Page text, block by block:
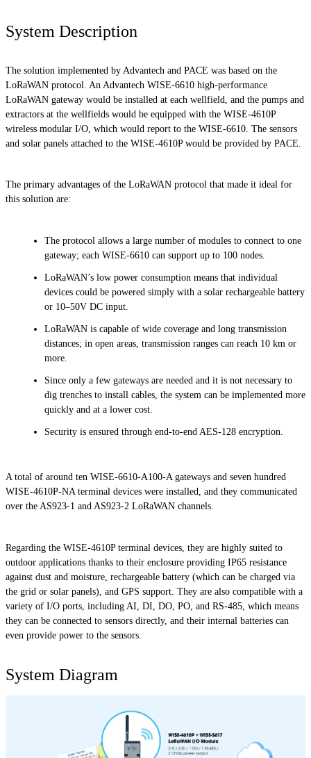
System Description
The solution implemented by Advantech and PACE was based on the
LoRaWAN protocol. An Advantech WISE-6610 high-performance
LoRaWAN gateway would be installed at each wellfield, and the pumps and
extractors at the wellfields would be equipped with the WISE-4610P
wireless modular I/O, which would report to the WISE-6610. The sensors
and solar panels attached to the WISE-4610P would be provided by PACE.
The primary advantages of the LoRaWAN protocol that made it ideal for
this solution are:
The protocol allows a large number of modules to connect to one
gateway; each WISE-6610 can support up to 100 nodes.
LoRaWAN’s low power consumption means that individual
devices could be powered simply with a solar rechargeable battery
or 10–50V DC input.
LoRaWAN is capable of wide coverage and long transmission
distances; in open areas, transmission ranges can reach 10 km or
more.
Since only a few gateways are needed and it is not necessary to
dig trenches to install cables, the system can be implemented more
quickly and at a lower cost.
Security is ensured through end-to-end AES-128 encryption.
A total of around ten WISE-6610-A100-A gateways and seven hundred
WISE-4610P-NA terminal devices were installed, and they communicated
over the AS923-1 and AS923-2 LoRaWAN channels.
Regarding the WISE-4610P terminal devices, they are highly suited to
outdoor applications thanks to their enclosure providing IP65 resistance
against dust and moisture, rechargeable battery (which can be charged via
the grid or solar panels), and GPS support. They are also compatible with a
variety of I/O ports, including AI, DI, DO, PO, and RS-485, which means
they can be connected to sensors directly, and their internal batteries can
even provide power to the sensors.
System Diagram